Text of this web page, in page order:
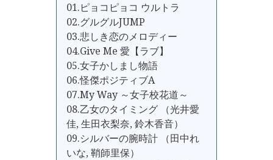
01.ピョコピョコ ウルトラ
02.グルグルJUMP
03.悲しき恋のメロディー
04.Give Me 愛【ラブ】
05.女子かしまし物語
06.怪傑ポジティブA
07.My Way ～女子校花道～
08.乙女のタイミング （光井愛
佳, 生田衣梨奈, 鈴木香音）
09.シルバーの腕時計 （田中れ
いな, 鞘師里保）